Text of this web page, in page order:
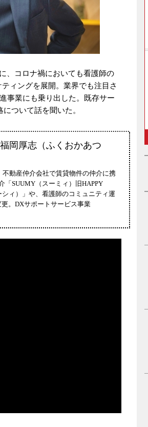
、コロナ禍においても看護師の
ィングを展開。業界でも注目さ
事業にも乗り出した。既存サー
ついて話を聞いた。
岡厚志（ふくおかあつ
動産仲介会社で賃貸物件の仲介に携
「SUUMY（スーミィ）旧HAPPY
ィ）」や、看護師のコミュニティ運
。DXサポートサービス事業